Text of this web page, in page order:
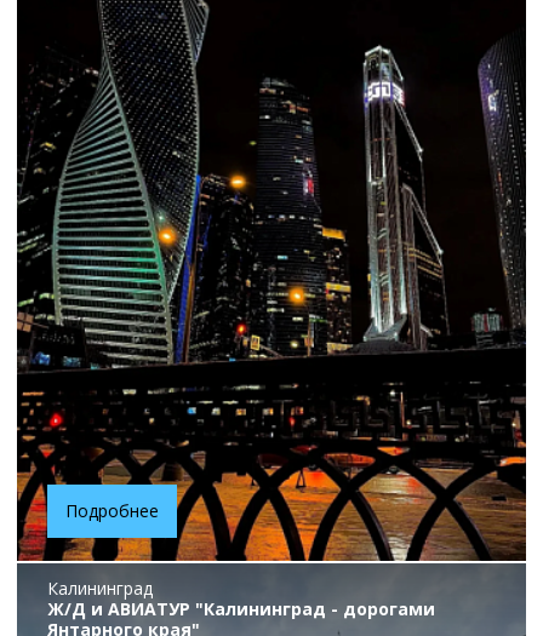
Подробнее
Калининград
Ж/Д и АВИАТУР "Калининград - дорогами
Янтарного края"